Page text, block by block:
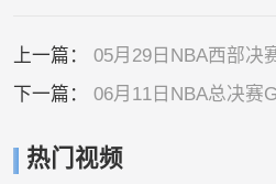
上一篇： 05月29日NBA西部决
下一篇： 06月11日NBA总决赛
热门视频